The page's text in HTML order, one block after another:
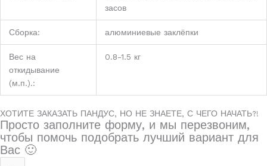
засов
Сборка: алюминиевые заклёпки
Вес на
откидывание
(м.п.).:
0.8-1.5 кг
ХОТИТЕ ЗАКАЗАТЬ ПАНДУС, НО НЕ ЗНАЕТЕ, С ЧЕГО НАЧАТЬ?!
Просто заполните форму, и мы перезвоним,
чтобы помочь подобрать лучший вариант для
Вас 🙂